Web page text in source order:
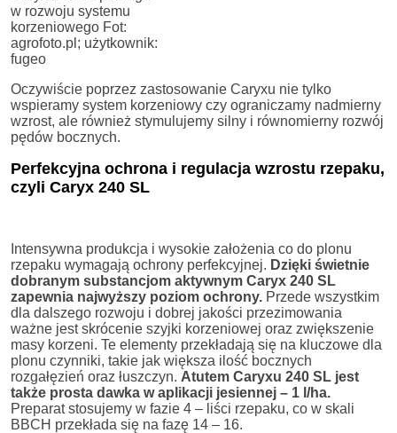
w rozwoju systemu
korzeniowego Fot:
agrofoto.pl; użytkownik:
fugeo
Oczywiście poprzez zastosowanie Caryxu nie tylko
wspieramy system korzeniowy czy ograniczamy nadmierny
wzrost, ale również stymulujemy silny i równomierny rozwój
pędów bocznych.
Perfekcyjna ochrona i regulacja wzrostu rzepaku,
czyli Caryx 240 SL
Intensywna produkcja i wysokie założenia co do plonu
rzepaku wymagają ochrony perfekcyjnej. Dzięki świetnie
dobranym substancjom aktywnym Caryx 240 SL
zapewnia najwyższy poziom ochrony. Przede wszystkim
dla dalszego rozwoju i dobrej jakości przezimowania
ważne jest skrócenie szyjki korzeniowej oraz zwiększenie
masy korzeni. Te elementy przekładają się na kluczowe dla
plonu czynniki, takie jak większa ilość bocznych
rozgałęzień oraz łuszczyn. Atutem Caryxu 240 SL jest
także prosta dawka w aplikacji jesiennej – 1 l/ha.
Preparat stosujemy w fazie 4 – liści rzepaku, co w skali
BBCH przekłada się na fazę 14 – 16.